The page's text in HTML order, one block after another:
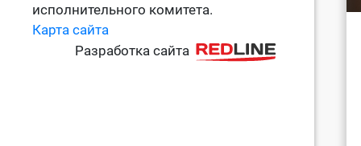
исполнительного комитета.
Карта сайта
Разработка сайта